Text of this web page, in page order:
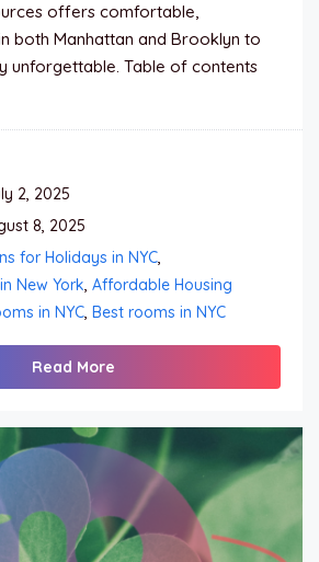
offers comfortable,
both Manhattan and Brooklyn to
unforgettable. Table of contents
2, 2025
8, 2025
for Holidays in NYC,
New York, Affordable Housing
in NYC, Best rooms in NYC
Read More